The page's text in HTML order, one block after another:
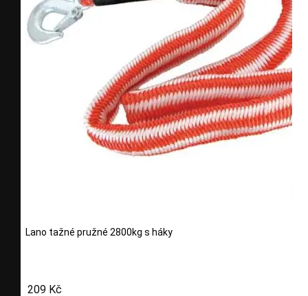
Lano tažné pružné 2800kg s háky
209 Kč